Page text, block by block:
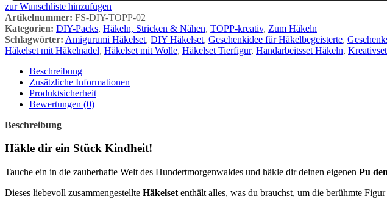
zur Wunschliste hinzufügen
Artikelnummer: FS-DIY-TOPP-02
Kategorien: DIY-Packs, Häkeln, Stricken & Nähen, TOPP-kreativ, Zum Häkeln
Schlagwörter: Amigurumi Häkelset, DIY Häkelset, Geschenkidee für Häkelbegeisterte,
Häkelset mit Häkelnadel, Häkelset mit Wolle, Häkelset Tierfigur, Handarbeitsset Häkeln,
Beschreibung
Zusätzliche Informationen
Produktsicherheit
Bewertungen (0)
Beschreibung
Häkle dir ein Stück Kindheit!
Tauche ein in die zauberhafte Welt des Hundertmorgenwaldes und häkle dir deinen eigenen Pu
Dieses liebevoll zusammengestellte Häkelset enthält alles, was du brauchst, um die berühmte